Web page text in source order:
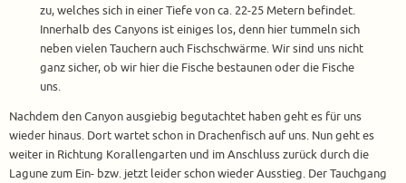
zu, welches sich in einer Tiefe von ca. 22-25 Metern befindet.
Innerhalb des Canyons ist einiges los, denn hier tummeln sich
neben vielen Tauchern auch Fischschwärme. Wir sind uns nicht
ganz sicher, ob wir hier die Fische bestaunen oder die Fische
uns.
Nachdem den Canyon ausgiebig begutachtet haben geht es für uns
wieder hinaus. Dort wartet schon in Drachenfisch auf uns. Nun geht es
weiter in Richtung Korallengarten und im Anschluss zurück durch die
Lagune zum Ein- bzw. jetzt leider schon wieder Ausstieg. Der Tauchgang